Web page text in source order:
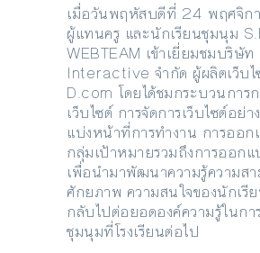
เมื่อวันพฤหัสบดีที่ 24 พฤศจิก
ผู้แทนครู และนักเรียนชุมนุม
WEBTEAM เข้าเยี่ยมชมบริษั
Interactive จำกัด ผู้ผลิตเว็บ
D.com โดยได้ชมกระบวนการ
เว็บไซต์ การจัดการเว็บไซต์อย่
แบ่งหน้าที่การทำงาน การออก
กลุ่มเป้าหมายรวมถึงการออก
เพื่อนำมาพัฒนาความรู้ความส
ศักยภาพ ความสนใจของนักเรี
กลับไปต่อยอดองค์ความรู้ในกา
ชุมนุมที่โรงเรียนต่อไป